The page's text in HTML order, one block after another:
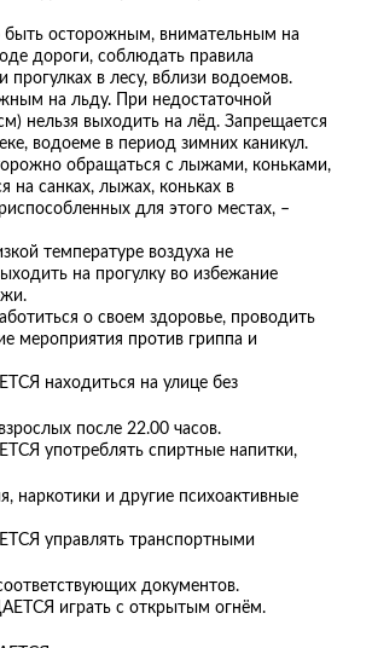
осторожным, внимательным на
дороги, соблюдать правила
прогулках в лесу, вблизи водоемов.
на льду. При недостаточной
нельзя выходить на лёд. Запрещается
водоеме в период зимних каникул.
обращаться с лыжами, коньками,
на санках, лыжах, коньках в
для этого местах, –
температуре воздуха не
на прогулку во избежание
о своем здоровье, проводить
мероприятия против гриппа и
находиться на улице без
после 22.00 часов.
употреблять спиртные напитки,
наркотики и другие психоактивные
управлять транспортными
документов.
играть с открытым огнём.